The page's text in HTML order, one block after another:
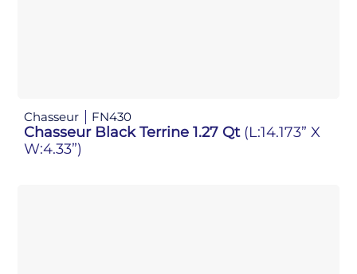
Chasseur FN430
Chasseur Black Terrine 1.27 Qt (L:14.173” X
W:4.33”)